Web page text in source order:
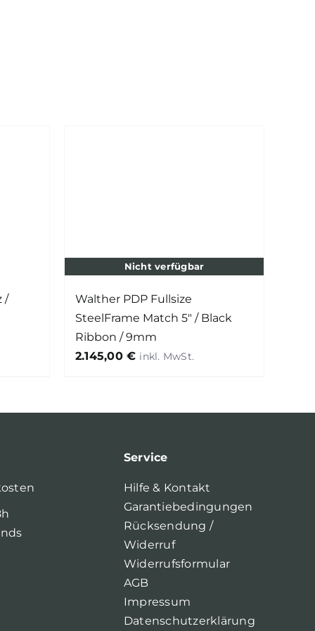
/
Nicht verfügbar
Walther PDP Fullsize
SteelFrame Match 5″ / Black
Ribbon / 9mm
2.145,00€
Service
Hilfe & Kontakt
Garantiebedingungen
Rücksendung /
Widerruf
Widerrufsformular
AGB
Impressum
Datenschutzerklärung